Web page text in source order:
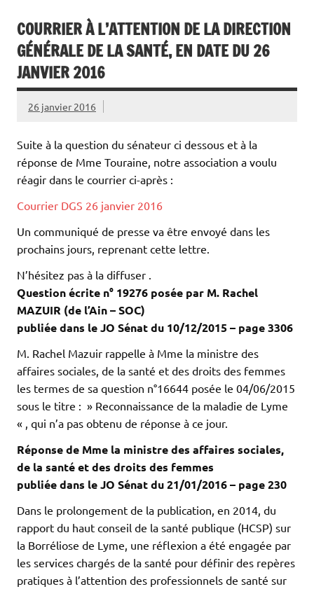
COURRIER À L’ATTENTION DE LA DIRECTION
GÉNÉRALE DE LA SANTÉ, EN DATE DU 26
JANVIER 2016
26 janvier 2016
Suite à la question du sénateur ci dessous et à la
réponse de Mme Touraine, notre association a voulu
réagir dans le courrier ci-après :
Courrier DGS 26 janvier 2016
Un communiqué de presse va être envoyé dans les
prochains jours, reprenant cette lettre.
N’hésitez pas à la diffuser .
Question écrite n° 19276 posée par M. Rachel
MAZUIR (de l’Ain – SOC)
publiée dans le JO Sénat du 10/12/2015 – page 3306
M. Rachel Mazuir rappelle à Mme la ministre des
affaires sociales, de la santé et des droits des femmes
les termes de sa question n°16644 posée le 04/06/2015
sous le titre : » Reconnaissance de la maladie de Lyme
« , qui n’a pas obtenu de réponse à ce jour.
Réponse de Mme la ministre des affaires sociales,
de la santé et des droits des femmes
publiée dans le JO Sénat du 21/01/2016 – page 230
Dans le prolongement de la publication, en 2014, du
rapport du haut conseil de la santé publique (HCSP) sur
la Borréliose de Lyme, une réflexion a été engagée par
les services chargés de la santé pour définir des repères
pratiques à l’attention des professionnels de santé sur